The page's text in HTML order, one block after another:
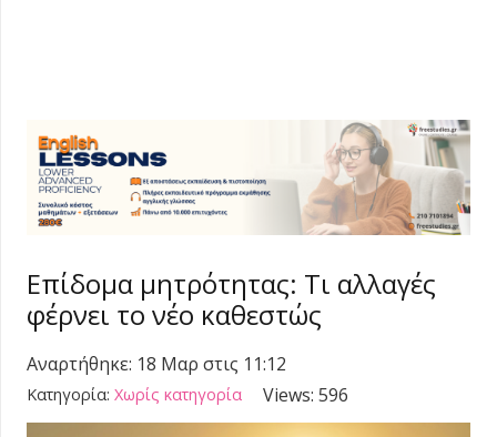
Επίδομα μητρότητας: Τι αλλαγές
φέρνει το νέο καθεστώς
Αναρτήθηκε: 18 Μαρ στις 11:12
Κατηγορία: Χωρίς κατηγορία Views:596